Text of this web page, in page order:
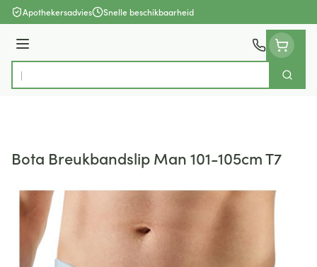
Ga naar de inhoud
Apothekersadvies Snelle beschikbaarheid
Menu
Product, merk, categorie...
Zoek
Bota Breukbandslip Man 101-105cm T7